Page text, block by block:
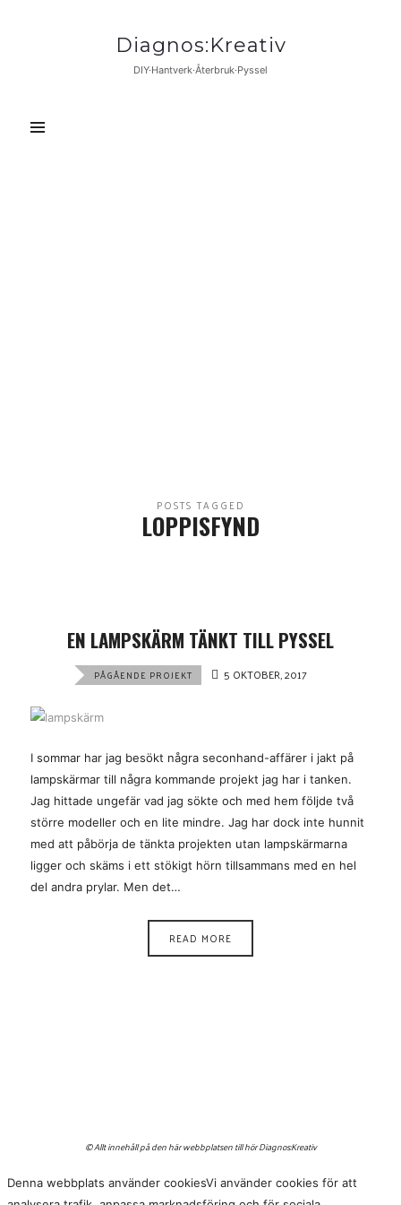
Diagnos:Kreativ
Diagnos:Kreativ
DIY·Hantverk·Återbruk·Pyssel
POSTS TAGGED
LOPPISFYND
EN LAMPSKÄRM TÄNKT TILL PYSSEL
PÅGÅENDE PROJEKT 5 OKTOBER, 2017
I sommar har jag besökt några seconhand-affärer i jakt på
lampskärmar till några kommande projekt jag har i tanken.
Jag hittade ungefär vad jag sökte och med hem följde två
större modeller och en lite mindre. Jag har dock inte hunnit
med att påbörja de tänkta projekten utan lampskärmarna
ligger och skäms i ett stökigt hörn tillsammans med en hel
del andra prylar. Men det…
READ MORE
© Allt innehåll på den här webbplatsen till hör Diagnos:Kreativ
Denna webbplats använder cookiesVi använder cookies för att